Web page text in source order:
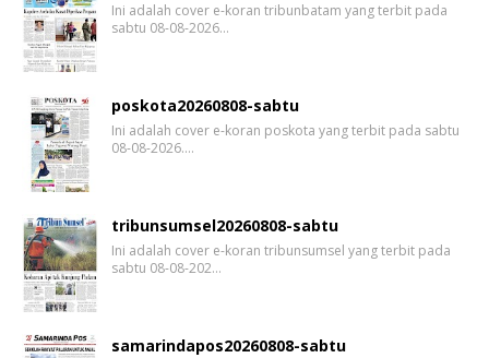
Ini adalah cover e-koran tribunbatam yang terbit pada
sabtu 08-08-2026…
poskota20260808-sabtu
Ini adalah cover e-koran poskota yang terbit pada sabtu
08-08-2026.…
tribunsumsel20260808-sabtu
Ini adalah cover e-koran tribunsumsel yang terbit pada
sabtu 08-08-202…
samarindapos20260808-sabtu